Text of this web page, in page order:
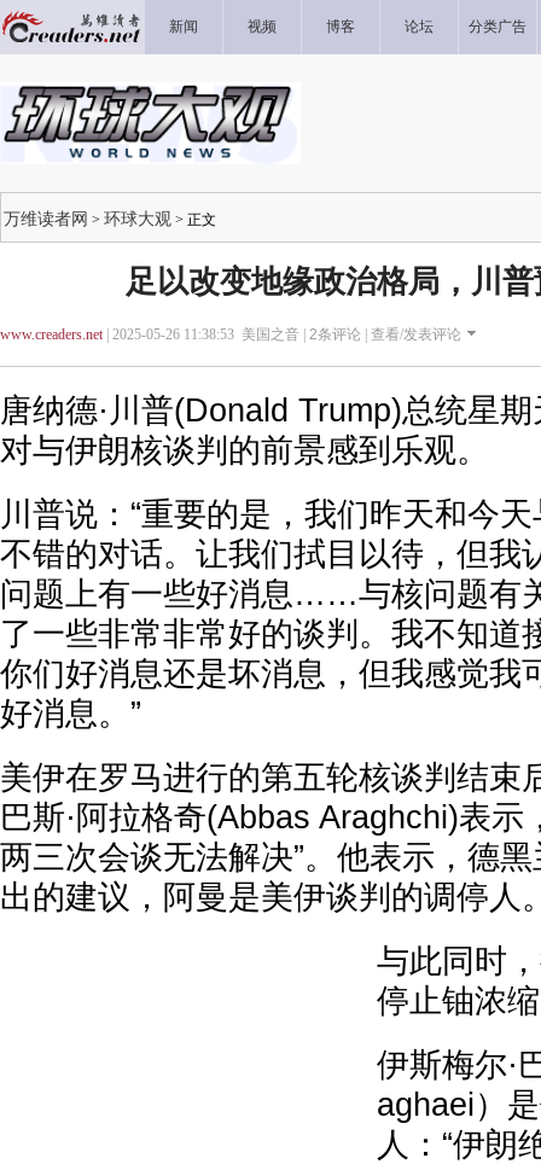
新闻 视频 博客 论坛 分类广告
万维读者网 > 环球大观 > 正文
足以改变地缘政治格局，川
www.creaders.net| 2025-05-26 11:38:53 美国之音 | 2条评论 | 查看/发表评论
唐纳德·川普(Donald Trump)总统星
对与伊朗核谈判的前景感到乐观。
川普说：“重要的是，我们昨天和今
不错的对话。让我们拭目以待，但我
问题上有一些好消息……与核问题有
了一些非常非常好的谈判。我不知道
你们好消息还是坏消息，但我感觉我
好消息。”
美伊在罗马进行的第五轮核谈判结束
巴斯·阿拉格奇(Abbas Araghchi)表示
两三次会谈无法解决”。他表示，德
出的建议，阿曼是美伊谈判的调停人
与此同时
停止铀浓
伊斯梅尔·
aghaei）
人：“伊朗